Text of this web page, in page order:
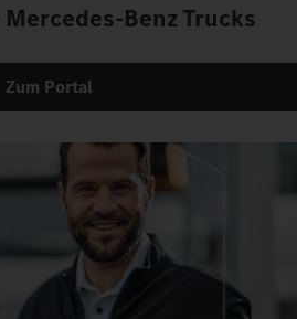
Benz Trucks
Zum Portal